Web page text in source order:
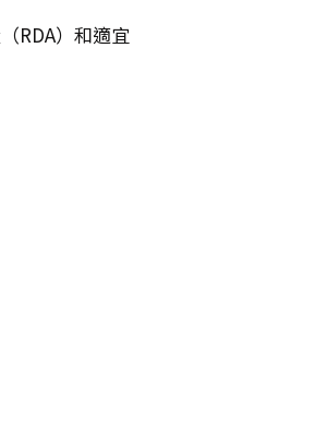
RDA）和適宜